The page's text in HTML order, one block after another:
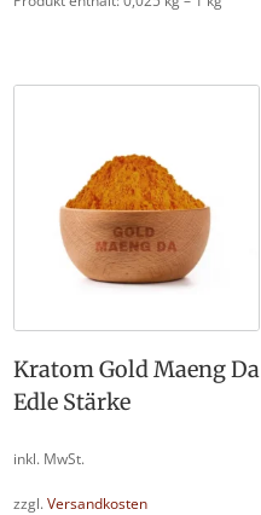
Kratom Gold Maeng Da
Edle Stärke
inkl. MwSt.
zzgl.Versandkosten